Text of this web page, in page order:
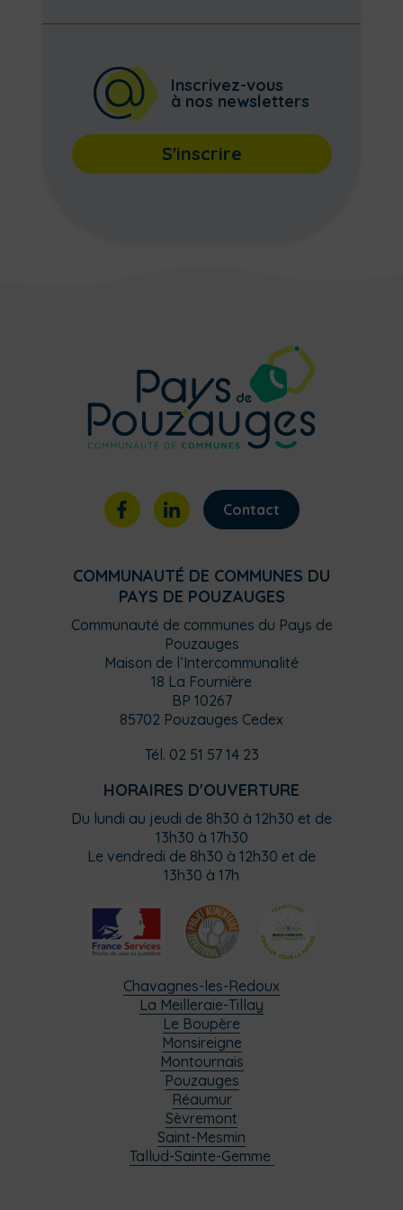
Inscrivez-vous
à nos newsletters
S'inscrire
Contact
COMMUNAUTÉ DE COMMUNES DU
PAYS DE POUZAUGES
Communauté de communes du Pays de
Pouzauges
Maison de l’Intercommunalité
18 La Fournière
BP 10267
85702 Pouzauges Cedex
Tél. 02 51 57 14 23
HORAIRES D'OUVERTURE
Du lundi au jeudi de 8h30 à 12h30 et de
13h30 à 17h30
Le vendredi de 8h30 à 12h30 et de
13h30 à 17h
Chavagnes-les-Redoux
La Meilleraie-Tillay
Le Boupère
Monsireigne
Montournais
Pouzauges
Réaumur
Sèvremont
Saint-Mesmin
Tallud-Sainte-Gemme